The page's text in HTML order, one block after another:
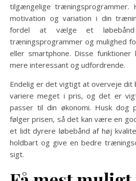
tilgængelige
motivation og variation i din
fordel at vælge et løbebånd
træningsprogrammer og mulighed
eller smartphone. Disse
mere interessant og udfordrende.
Endelig er det vigtigt at overveje dit
variere meget i pris, og det er
passer til din økonomi. Husk dog
følger prisen, så det kan være en
et lidt dyrere løbebånd af høj
holdbart og give en bedre
sigt.